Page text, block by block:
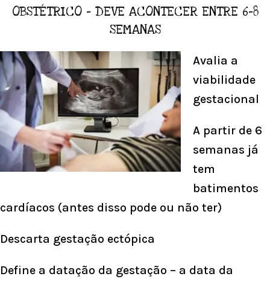
OBSTÉTRICO – DEVE ACONTECER ENTRE 6-8
SEMANAS
Avalia a
viabilidade
gestacional
A partir de 6
semanas já
tem
batimentos
cardíacos (antes disso pode ou não ter)
Descarta gestação ectópica
Define a datação da gestação – a data da